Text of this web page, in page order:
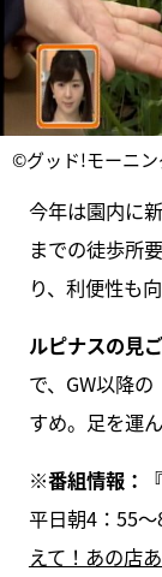
©グッド!モーニ
今年は園内に
までの徒歩所
り、利便性も
ルピナスの見
で、GW以降
すめ。足を運
※番組情報：『
平日朝4：55
えて！あの店